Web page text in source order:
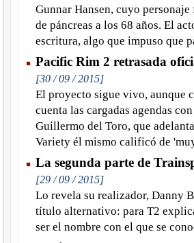
Gunnar Hansen, cuyo
de páncreas a los 68 años. El
escritura, algo que impuso que
Pacific Rim 2 retrasada
[30 / 09 / 2015]
El proyecto sigue vivo, aunque
cuenta las cargadas agendas
Guillermo del Toro, que
Variety él mismo calificó de
La segunda parte de
[29 / 09 / 2015]
Lo revela su realizador, Danny
título alternativo: para T2
ser el nombre con el que se